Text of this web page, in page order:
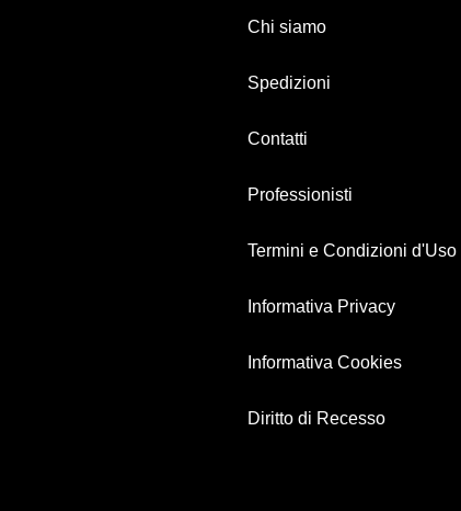
Chi siamo
Spedizioni
Contatti
Professionisti
Termini e Condizioni d'Uso
Informativa Privacy
Informativa Cookies
Diritto di Recesso